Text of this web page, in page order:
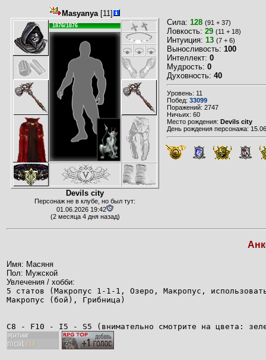
Masyanya[11]
1876/1876
Devils city
Персонаж не в клубе, но был тут:
01.06.2026 19:42
(2 месяца 4 дня назад)
Сила: 128 (91 + 37)
Ловкость: 29 (11 + 18)
Интуиция: 13 (7 + 6)
Выносливость: 100
Интеллект: 0
Мудрость: 0
Духовность: 40
Уровень: 11
Побед: 33099
Поражений: 2747
Ничьих: 60
Место рождения: Devils city
День рождения персонажа:
Имя: Масяня
Пол: Мужской
Увлечения / хобби:
5 статов (Макропус 1-1-1, Озеро, Макропус,
Макропус (бой), Грибница)
С8 - F10 - I5 - S5 (внимательно смотрите на цвета: